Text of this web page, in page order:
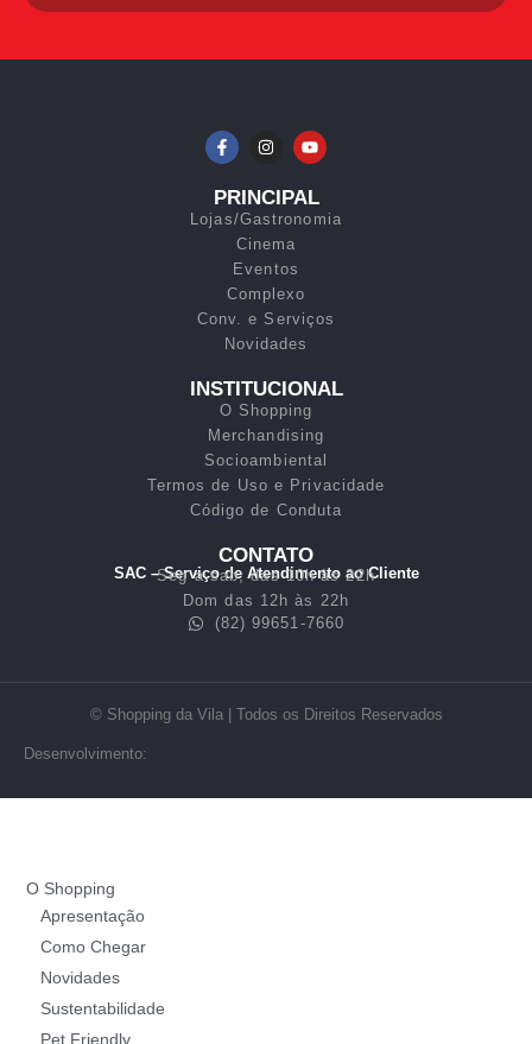
PRINCIPAL
Lojas/Gastronomia
Cinema
Eventos
Complexo
Conv. e Serviços
Novidades
INSTITUCIONAL
O Shopping
Merchandising
Socioambiental
Termos de Uso e Privacidade
Código de Conduta
CONTATO
SAC – Serviço de Atendimento ao Cliente
Seg a sab, das 10h às 22h
Dom das 12h às 22h
(82) 99651-7660
© Shopping da Vila | Todos os Direitos Reservados
Desenvolvimento:
O Shopping
Apresentação
Como Chegar
Novidades
Sustentabilidade
Pet Friendly